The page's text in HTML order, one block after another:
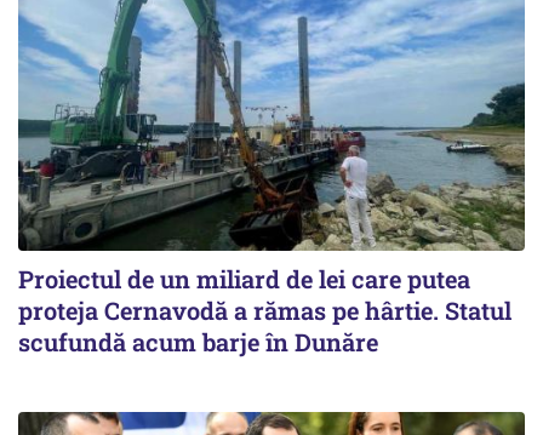
Proiectul de un miliard de lei care putea
proteja Cernavodă a rămas pe hârtie. Statul
scufundă acum barje în Dunăre